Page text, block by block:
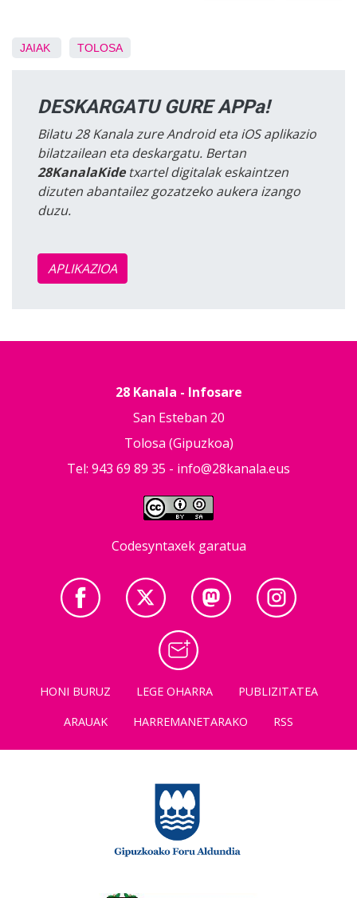
JAIAK TOLOSA
DESKARGATU GURE APPa!
Bilatu 28 Kanala zure Android eta iOS aplikazio
bilatzailean eta deskargatu. Bertan
28KanalaKidetxartel digitalak eskaintzen
dizuten abantailez gozatzeko aukera izango
duzu.
APLIKAZIOA
28 Kanala - Infosare
San Esteban 20
Tolosa (Gipuzkoa)
Tel: 943 69 89 35 - info@28kanala.eus
Codesyntaxek garatua
HONI BURUZ LEGE OHARRA
PUBLIZITATEA
ARAUAK
HARREMANETARAKO RSS